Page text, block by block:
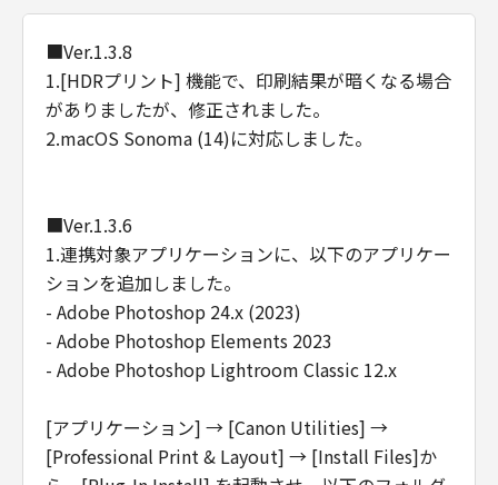
term is defined at 48 C.F.R. 2.101 (Oct 1995),
consisting of "commercial computer
software" and "commercial computer
software documentation," as such terms are
used in 48 C.F.R. 12.212 (Sept 1995).
Consistent with 48 C.F.R. 12.212 and 48 C.F.R.
the Software with only those rights set forth
herein. Manufacturer is Canon Inc./30-2,
Shimomaruko 3-chome, Ohta-ku, Tokyo 146-
8501, Japan.
本条において、"the Software"という語は、本
契約における「本ソフトウエア」を意味するも
以上
キヤノン株式会社
■Ver.1.3.8
1.[HDRプリント] 機能で、印刷結果が暗くなる場合
がありましたが、修正されました。
2.macOS Sonoma (14)に対応しました。
■Ver.1.3.6
1.連携対象アプリケーションに、以下のアプリケー
ションを追加しました。
- Adobe Photoshop 24.x (2023)
- Adobe Photoshop Elements 2023
- Adobe Photoshop Lightroom Classic 12.x
[アプリケーション] → [Canon Utilities] →
[Professional Print & Layout] → [Install Files]か